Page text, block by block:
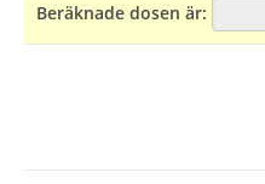
Beräknade dosen är: